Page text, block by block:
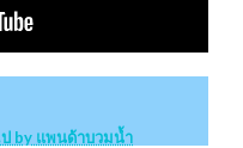
ป by แพนด้าบวมน้ำ